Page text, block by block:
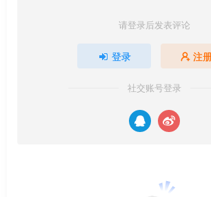
请登录后发表评论
登录 注
社交账号登录